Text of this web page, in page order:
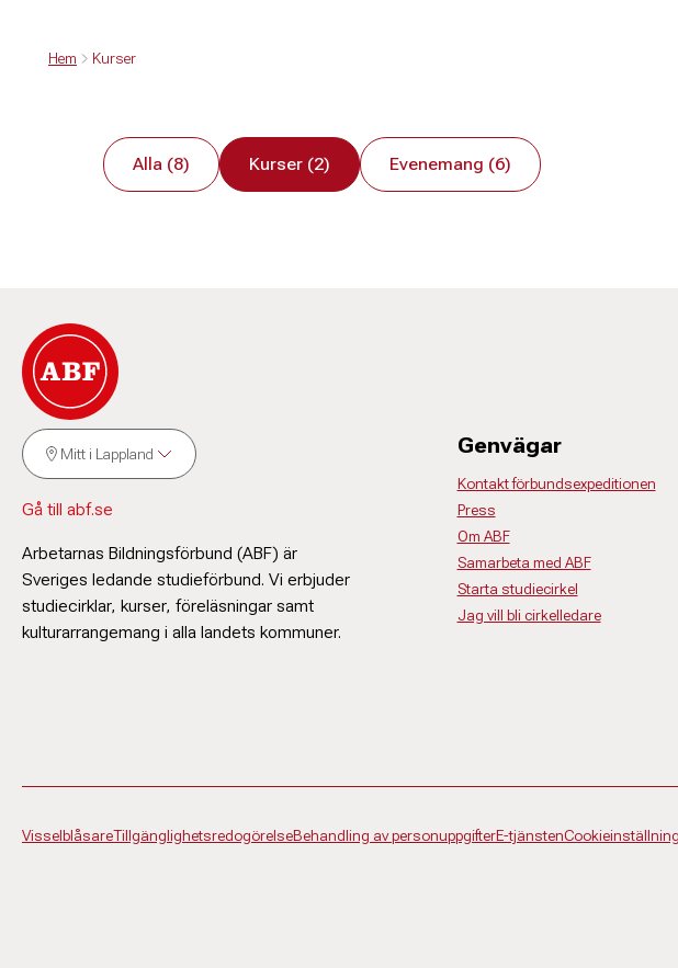
Hem Kurser
Alla (8) Kurser (2) Evenemang (6)
Mitt i Lappland
Gå till abf.se
Arbetarnas Bildningsförbund (ABF) är
Sveriges ledande studieförbund. Vi erbjuder
studiecirklar, kurser, föreläsningar samt
kulturarrangemang i alla landets kommuner.
Genvägar
Kontakt förbundsexpeditionen
Press
Om ABF
Samarbeta med ABF
Starta studiecirkel
Jag vill bli cirkelledare
VisselblåsareTillgänglighetsredogörelseBehandling av personuppgifterE-tjänsten